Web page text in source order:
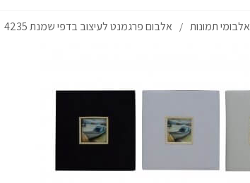
אלבומי תמונות / אלבום פרגמנט לעיצוב בדפי שמנת 4235